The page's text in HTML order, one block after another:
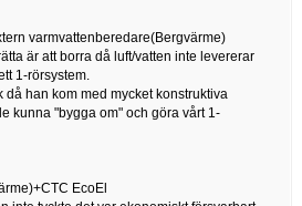
varmvattenberedare(Bergvärme)
är att borra då luft/vatten inte levererar
1-rörsystem.
då han kom med mycket konstruktiva
kunna "bygga om" och göra vårt 1-
EcoEl